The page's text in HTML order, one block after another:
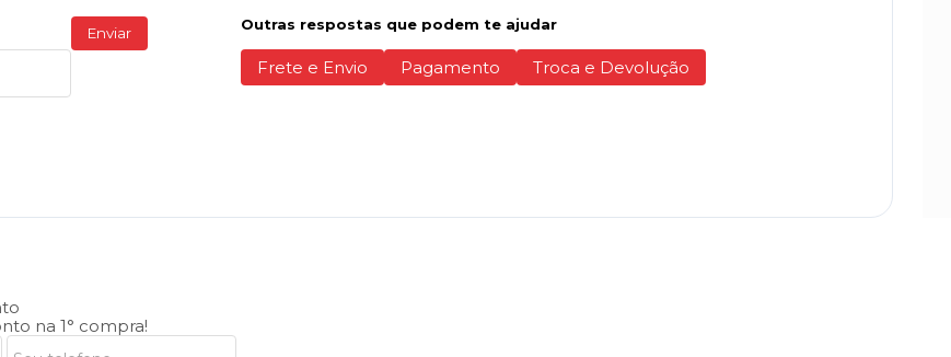
Enviar Outras respostas que podem te ajudar
Frete e Envio Pagamento Troca e Devolução
na 1° compra!